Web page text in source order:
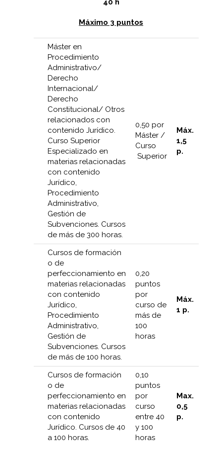
40 h
Máximo 3 puntos
Máster en
Procedimiento
Administrativo/
Derecho
Internacional/
Derecho
Constitucional/ Otros
relacionados con
contenido Jurídico.
Curso Superior
Especializado en
materias relacionadas
con contenido
Jurídico,
Procedimiento
Administrativo,
Gestión de
Subvenciones. Cursos
de más de 300 horas.
0,50 por
Máster /
Curso
Superior
Máx.
1,5
p.
Cursos de formación
o de
perfeccionamiento en
materias relacionadas
con contenido
Jurídico,
Procedimiento
Administrativo,
Gestión de
Subvenciones. Cursos
de más de 100 horas.
0,20
puntos
por
curso de
más de
100
horas
Máx.
1 p.
Cursos de formación
o de
perfeccionamiento en
materias relacionadas
con contenido
Jurídico. Cursos de 40
a 100 horas.
0,10
puntos
por
curso
entre 40
y 100
horas
Max.
0,5
p.